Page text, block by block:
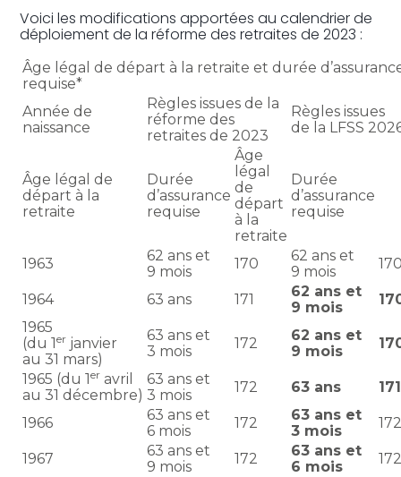
Voici les modifications apportées au calendrier de
déploiement de la réforme des retraites de 2023 :
Âge légal de départ à la retraite et durée
requise*
Année de
naissance
Règles issues de la
réforme des
retraites de 2023
Règles issues
de la LFSS
Âge légal de
départ à la
retraite
Durée
d’assurance
requise
Âge
légal
de
départ
à la
retraite
Durée
d’assurance
requise
1963
62 ans et
9 mois
170
62 ans et
9 mois
1964 63 ans 171
62 ans et
9 mois
1965
(du 1er janvier
au 31 mars)
63 ans et
3 mois
172
62 ans et
9 mois
1965 (du 1er avril
au 31 décembre)
63 ans et
3 mois
172 63 ans 171
1966
63 ans et
6 mois
172
63 ans et
3 mois
1967
63 ans et
9 mois
172
63 ans et
6 mois